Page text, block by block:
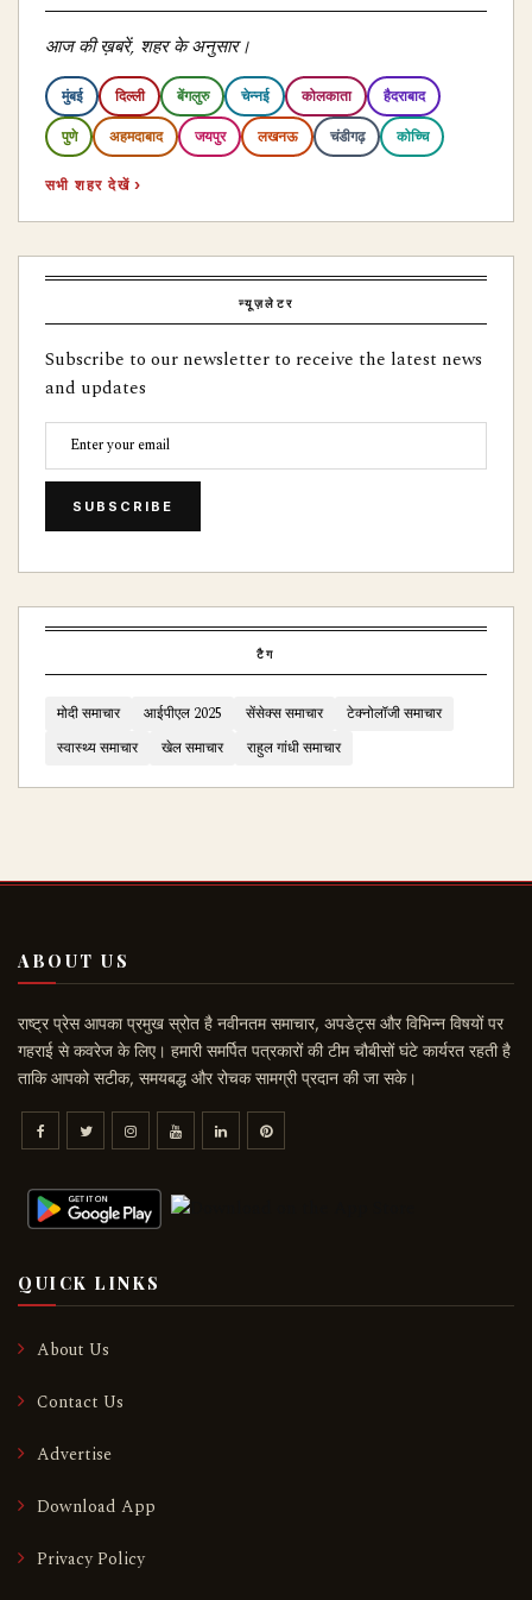
आज की ख़बरें, शहर के अनुसार।
मुंबई दिल्ली बेंगलुरु चेन्नई कोलकाता हैदराबाद
पुणे अहमदाबाद जयपुर लखनऊ चंडीगढ़ कोच्चि
सभी शहर देखें ›
न्यूज़लेटर
Subscribe to our newsletter to receive the latest news
and updates
SUBSCRIBE
टैग
मोदी समाचार आईपीएल 2025 सेंसेक्स समाचार
टेक्नोलॉजी समाचार
स्वास्थ्य समाचार
खेल समाचार राहुल गांधी समाचार
ABOUT US
राष्ट्र प्रेस आपका प्रमुख स्रोत है नवीनतम समाचार, अपडेट्स और विभिन्न विषयों पर
गहराई से कवरेज के लिए। हमारी समर्पित पत्रकारों की टीम चौबीसों घंटे कार्यरत रहती है
ताकि आपको सटीक, समयबद्ध और रोचक सामग्री प्रदान की जा सके।
QUICK LINKS
About Us
Contact Us
Advertise
Download App
Privacy Policy